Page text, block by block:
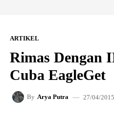
ARTIKEL
Rimas Dengan
Cuba EagleGet
By Arya Putra 27/04/2015